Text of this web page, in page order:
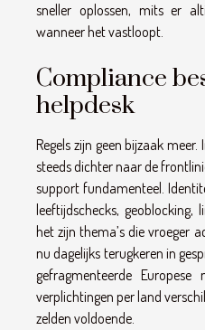
sneller oplossen, mits er
wanneer het vastloopt.
Compliance
helpdesk
Regels zijn geen bijzaak
steeds dichter naar de
support fundamenteel.
leeftijdschecks,
het zijn thema’s die vroeger
nu dagelijks terugkeren in
gefragmenteerde
verplichtingen per land
zelden voldoende.